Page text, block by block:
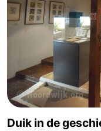
Medische
Noord-
Holland
-
Natuur
-
Duik in de